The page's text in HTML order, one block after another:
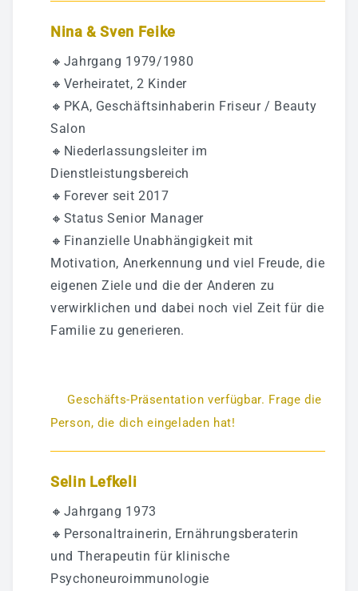
Nina & Sven Feike
🔸Jahrgang 1979/1980
🔸Verheiratet, 2 Kinder
🔸PKA, Geschäftsinhaberin Friseur / Beauty
Salon
🔸Niederlassungsleiter im
Dienstleistungsbereich
🔸Forever seit 2017
🔸Status Senior Manager
🔸Finanzielle Unabhängigkeit mit
Motivation, Anerkennung und viel Freude, die
eigenen Ziele und die der Anderen zu
verwirklichen und dabei noch viel Zeit für die
Familie zu generieren.
Geschäfts-Präsentation verfügbar. Frage die
Person, die dich eingeladen hat!
Selin Lefkeli
🔸Jahrgang 1973
🔸Personaltrainerin, Ernährungsberaterin
und Therapeutin für klinische
Psychoneuroimmunologie